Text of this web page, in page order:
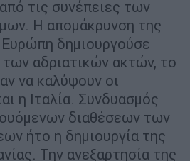
τις συνέπειες των
Η απομάκρυνση της
δημιουργούσε
αδριατικών ακτών, το
να καλύψουν οι
η Ιταλία. Συνδυασμός
διαθέσεων των
ήτο η δημιουργία της
Την ανεξαρτησία της